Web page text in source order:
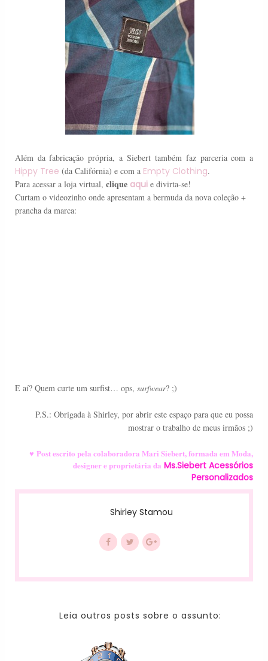
Além da fabricação própria, a Siebert também faz parceria com a
Hippy Tree (da Califórnia) e com a Empty Clothing.
Para acessar a loja virtual, clique aquie divirta-se!
Curtam o videozinho onde apresentam a bermuda da nova coleção +
prancha da marca:
E aí? Quem curte um surfist… ops, surfwear? ;)
P.S.: Obrigada à Shirley, por abrir este espaço para que eu possa
mostrar o trabalho de meus irmãos ;)
♥ Post escrito pela colaboradora Mari Siebert, formada em Moda,
designer e proprietária daMs.Siebert Acessórios
Personalizados
Shirley Stamou
Leia outros posts sobre o assunto: